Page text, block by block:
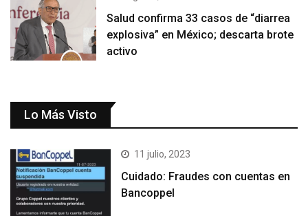
Salud confirma 33 casos de “diarrea
explosiva” en México; descarta brote
activo
Lo Más Visto
11 julio, 2023
Cuidado: Fraudes con cuentas en
Bancoppel